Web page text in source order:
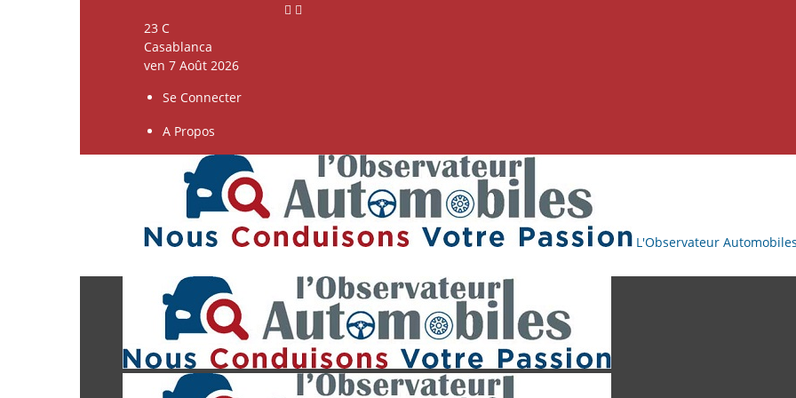
23 C
Casablanca
ven 7 Août 2026
Se Connecter
A Propos
L'Observateur